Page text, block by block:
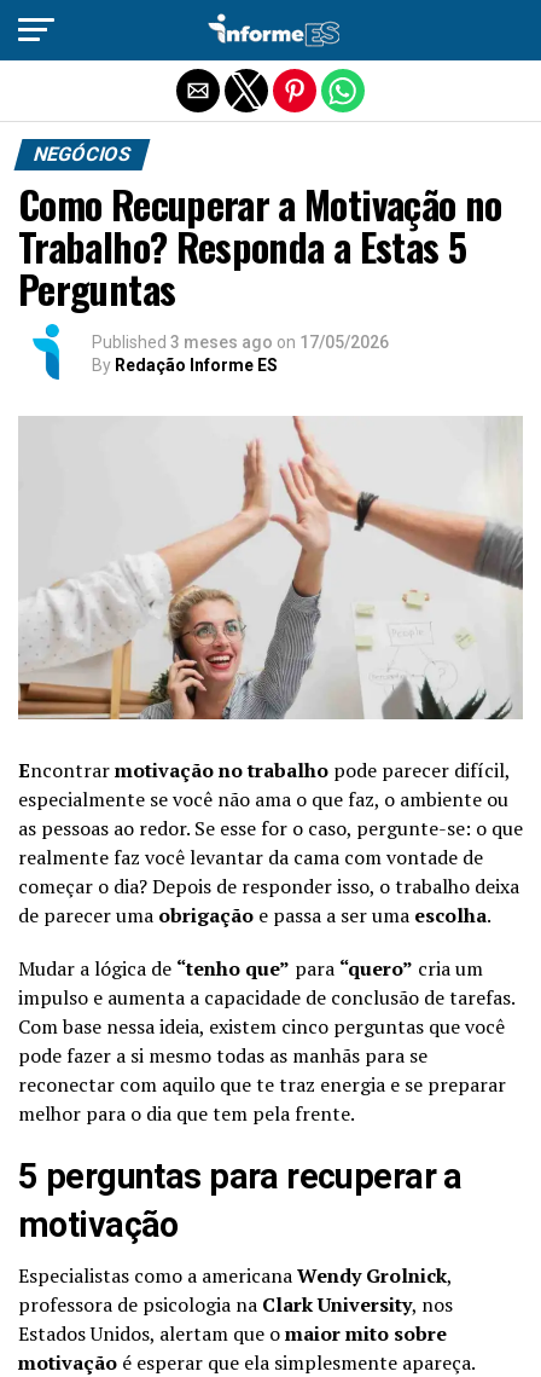
NEGÓCIOS
Como Recuperar a Motivação no
Trabalho? Responda a Estas 5
Perguntas
Published 3 meses ago on 17/05/2026
By Redação Informe ES
Encontrarmotivação no trabalho pode parecer difícil,
especialmente se você não ama o que faz, o ambiente ou
as pessoas ao redor. Se esse for o caso, pergunte-se: o que
realmente faz você levantar da cama com vontade de
começar o dia? Depois de responder isso, o trabalho deixa
de parecer uma obrigação e passa a ser uma escolha.
Mudar a lógica de “tenho que” para “quero” cria um
impulso e aumenta a capacidade de conclusão de tarefas.
Com base nessa ideia, existem cinco perguntas que você
pode fazer a si mesmo todas as manhãs para se
reconectar com aquilo que te traz energia e se preparar
melhor para o dia que tem pela frente.
5 perguntas para recuperar a
motivação
Especialistas como a americanaWendy Grolnick,
professora de psicologia na Clark University, nos
Estados Unidos, alertam que omaior mito sobre
motivação é esperar que ela simplesmente apareça.
Sair da versão mobile